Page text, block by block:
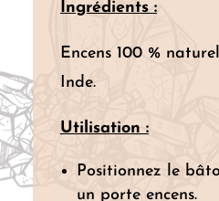
Ingrédients :
Encens 100 %
Inde.
Utilisation :
Positionnez le
un porte encens.